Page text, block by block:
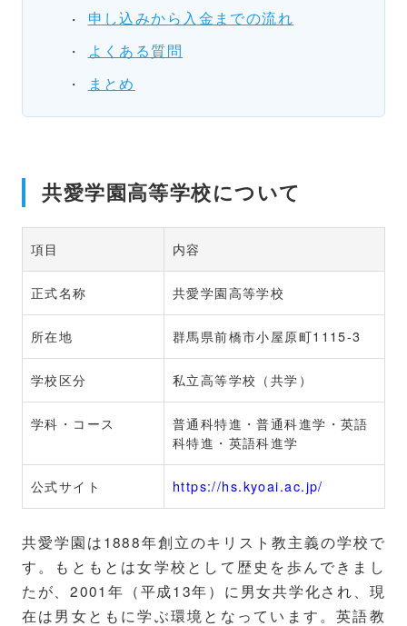
申し込みから入金までの流れ
よくある質問
まとめ
共愛学園高等学校について
項目 内容
正式名称 共愛学園高等学校
所在地 群馬県前橋市小屋原町1115-3
学校区分 私立高等学校（共学）
学科・コース
普通科特進・普通科進学・英語
科特進・英語科進学
公式サイト https://hs.kyoai.ac.jp/
共愛学園は1888年創立のキリスト教主義の学校で
す。もともとは女学校として歴史を歩んできまし
たが、2001年（平成13年）に男女共学化され、現
在は男女ともに学ぶ環境となっています。英語教